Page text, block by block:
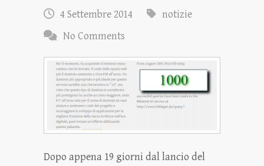
4 Settembre 2014
notizie
No Comments
Dopo appena 19 giorni dal lancio del